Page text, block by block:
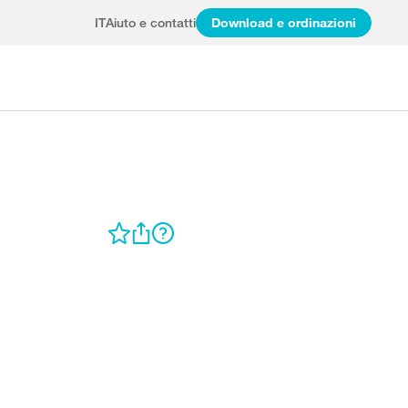
ITAiuto e contatti Download e ordinazioni